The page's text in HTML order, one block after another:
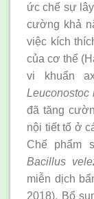
ức chế sự
cường khả
việc kích
của cơ thể
vi khuẩn
Leuconostoc
đã tăng
nội tiết tố ở
Chế phẩm
Bacillus
miễn dịch
2018). Bổ